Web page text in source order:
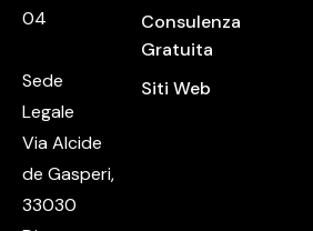
04
Sede
Legale
Via Alcide
de Gasperi,
33030
Consulenza
Gratuita
Siti Web